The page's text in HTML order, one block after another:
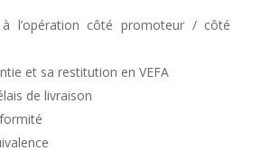
l’opération côté promoteur / côté
et sa restitution en VEFA
de livraison